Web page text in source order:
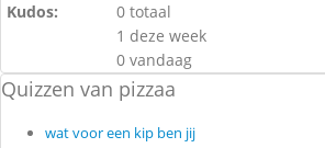
Kudos:
0 totaal
1 deze week
0 vandaag
Quizzen van pizzaa
wat voor een kip ben jij